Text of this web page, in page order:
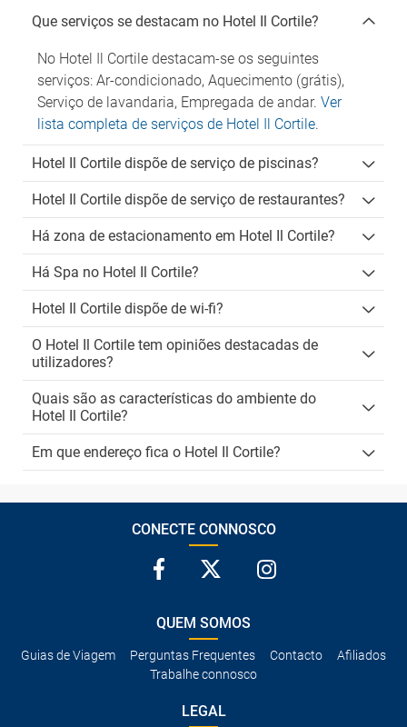
Que serviços se destacam no Hotel Il Cortile?
No Hotel Il Cortile destacam-se os seguintes
serviços: Ar-condicionado, Aquecimento (grátis),
Serviço de lavandaria, Empregada de andar. Ver
lista completa de serviços de Hotel Il Cortile.
Hotel Il Cortile dispõe de serviço de piscinas?
Hotel Il Cortile dispõe de serviço de restaurantes?
Há zona de estacionamento em Hotel Il Cortile?
Há Spa no Hotel Il Cortile?
Hotel Il Cortile dispõe de wi-fi?
O Hotel Il Cortile tem opiniões destacadas de
utilizadores?
Quais são as características do ambiente do
Hotel Il Cortile?
Em que endereço fica o Hotel Il Cortile?
CONECTE CONNOSCO
QUEM SOMOS
Guias de Viagem Perguntas Frequentes Contacto
Afiliados
Trabalhe connosco
LEGAL